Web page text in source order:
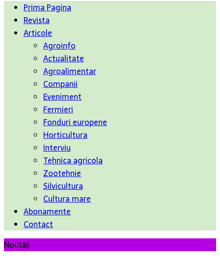
Prima Pagina
Revista
Articole
Agroinfo
Actualitate
Agroalimentar
Companii
Eveniment
Fermieri
Fonduri europene
Horticultura
Interviu
Tehnica agricola
Zootehnie
Silvicultura
Cultura mare
Abonamente
Contact
Noutăți